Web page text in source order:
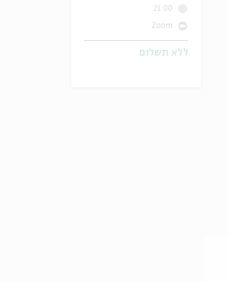
21:00
Zoom
ללא תשלום